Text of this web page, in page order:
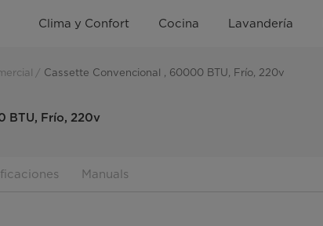
Clima y Confort Cocina Lavandería
Cassette Convencional , 60000 BTU, Frío, 220v
BTU, Frío, 220v
Manuals